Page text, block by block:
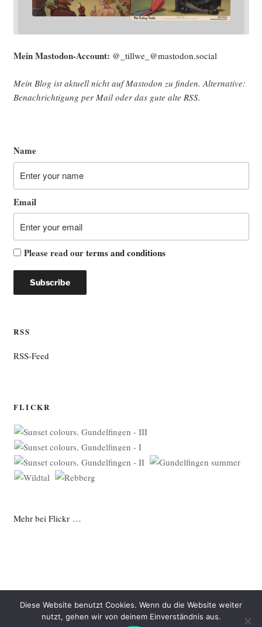
Mein Mast­o­don-Account: @_tillwe_@mastodon.social
Mein Blog ist aktu­ell nicht auf Mast­o­don zu fin­den. Alter­na­ti­ve:
Benach­rich­ti­gung per Mail oder das gute alte RSS.
Name
Email
Please read ourterms and conditions
RSS
RSS-Feed
FLICKR
Mehr bei Flickr …
Datenschutzerklärung Mit Stolz präsentiert von WordPress
Diese Website benutzt Cookies. Wenn du die Website weiter
nutzt, gehen wir von deinem Einverständnis aus.